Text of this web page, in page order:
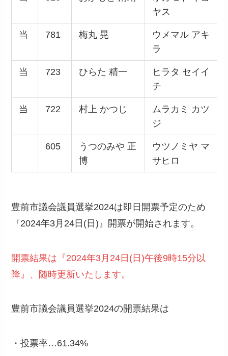
ヤス
当 781 梅丸 晃
ウメマル アキ
ラ
当 723 ひらた 精一
ヒラタ セイイ
チ
当 722 村上 かつじ
ムラカミ カツ
ジ
605
うつのみや 正
博
ウツノミヤ マ
サヒロ
豊前市議会議員選挙2024は即日開票予定のため
『2024年3月24日(日)』開票が開始されます。
開票結果は『2024年3月24日(日)午後9時15分以
降』、随時更新いたします。
豊前市議会議員選挙2024の開票結果は
・投票率…61.34%